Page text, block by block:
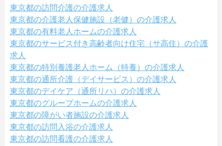
東京都の訪問介護の介護求人
東京都の介護老人保健施設（老健）の介護求人
東京都の有料老人ホームの介護求人
東京都のサービス付き高齢者向け住宅（サ高住）の介護
求人
東京都の特別養護老人ホーム（特養）の介護求人
東京都の通所介護（デイサービス）の介護求人
東京都のデイケア（通所リハ）の介護求人
東京都のグループホームの介護求人
東京都の障がい者施設の介護求人
東京都の訪問入浴の介護求人
東京都の訪問看護の介護求人